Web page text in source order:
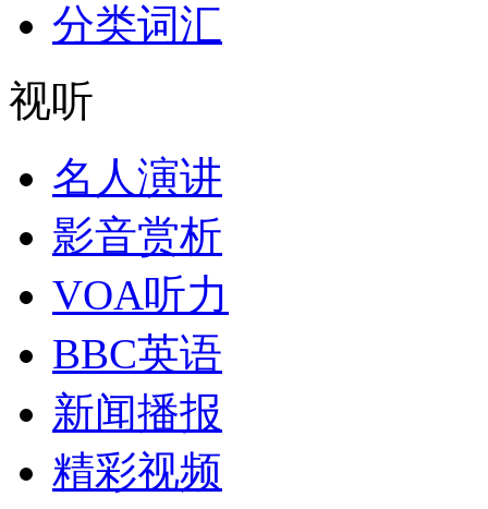
分类词汇
视听
名人演讲
影音赏析
VOA听力
BBC英语
新闻播报
精彩视频